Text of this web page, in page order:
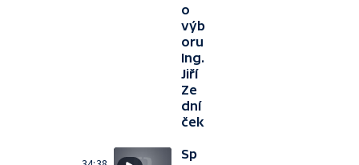
o
výb
oru
Ing.
Jiří
Ze
dní
ček
Sp